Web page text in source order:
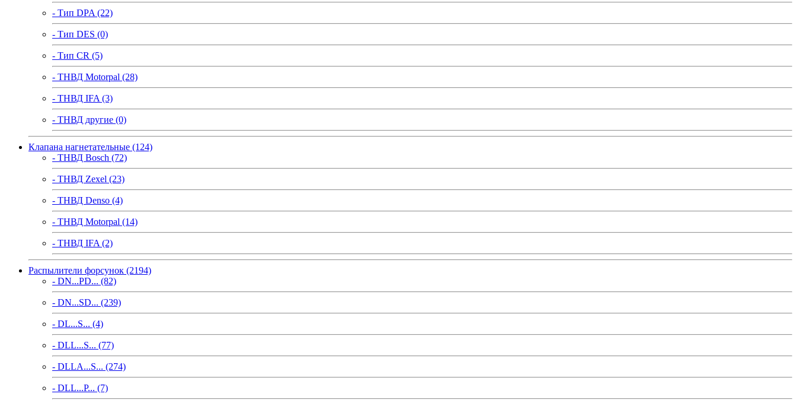
- Тип DPA (22)
- Тип DES (0)
- Тип CR (5)
- ТНВД Motorpal (28)
- ТНВД IFA (3)
- ТНВД другие (0)
Клапана нагнетательные (124)
- ТНВД Bosch (72)
- ТНВД Zexel (23)
- ТНВД Denso (4)
- ТНВД Motorpal (14)
- ТНВД IFA (2)
Распылители форсунок (2194)
- DN...PD... (82)
- DN...SD... (239)
- DL...S... (4)
- DLL...S... (77)
- DLLA...S... (274)
- DLL...P... (7)